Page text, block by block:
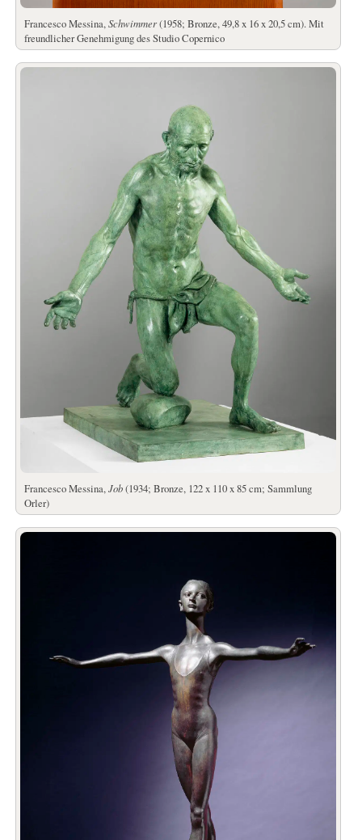
Francesco Messina, Schwimmer(1958; Bronze, 49,8 x 16 x 20,5 cm). Mit
freundlicher Genehmigung des Studio Copernico
Francesco Messina,Job(1934; Bronze, 122 x 110 x 85 cm; Sammlung
Orler)